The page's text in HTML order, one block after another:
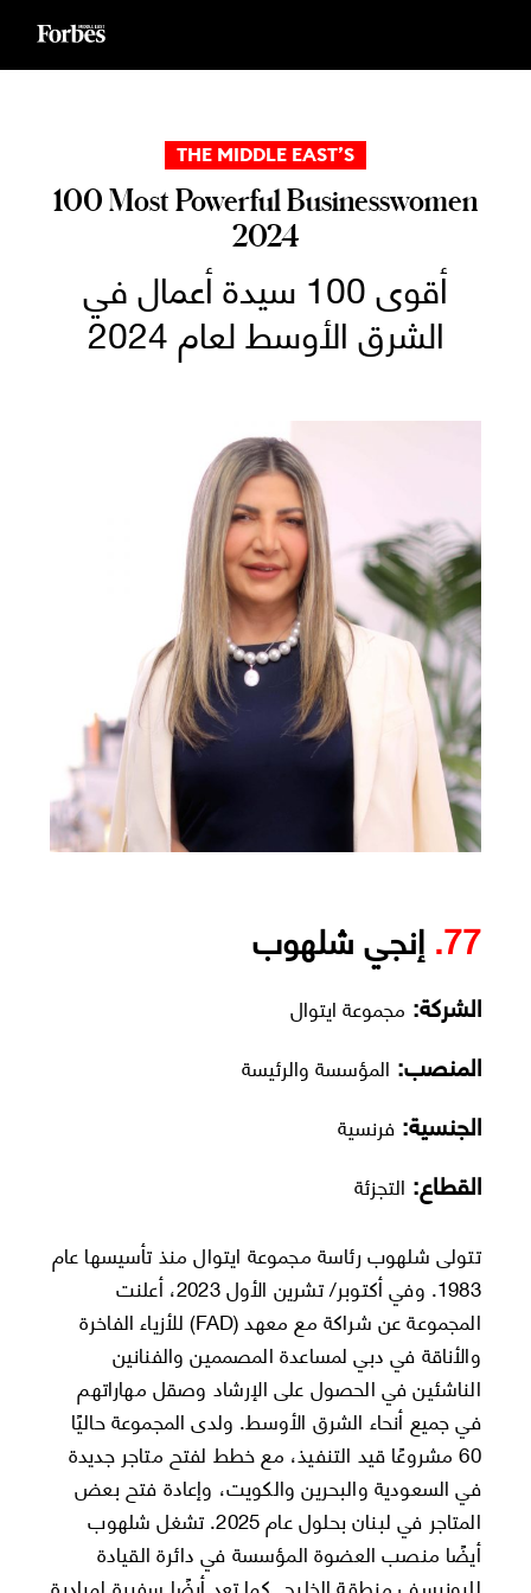
THE MIDDLE EAST’S
100 Most Powerful Businesswomen
2024
أقوى 100 سيدة أعمال في
الشرق الأوسط لعام 2024
77. إنجي شلهوب
الشركة: مجموعة ايتوال
المنصب: المؤسسة والرئيسة
الجنسية:فرنسية
القطاع: التجزئة
تتولى شلهوب رئاسة مجموعة ايتوال منذ تأسيسها عام
1983. وفي أكتوبر/ تشرين الأول 2023، أعلنت
المجموعة عن شراكة مع معهد (FAD) للأزياء الفاخرة
والأناقة في دبي لمساعدة المصممين والفنانين
الناشئين في الحصول على الإرشاد وصقل مهاراتهم
في جميع أنحاء الشرق الأوسط. ولدى المجموعة حاليًا
60 مشروعًا قيد التنفيذ، مع خطط لفتح متاجر جديدة
في السعودية والبحرين والكويت، وإعادة فتح بعض
المتاجر في لبنان بحلول عام 2025. تشغل شلهوب
أيضًا منصب العضوة المؤسسة في دائرة القيادة
لليونيسف منطقة الخليج. كما تعد أيضًا سفيرة لمبادرة